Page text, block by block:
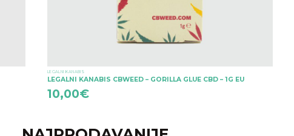
LEGALNI KANABIS
LEGALNI KANABIS CBWEED – GORILLA GLUE CBD – 1G EU
10,00€